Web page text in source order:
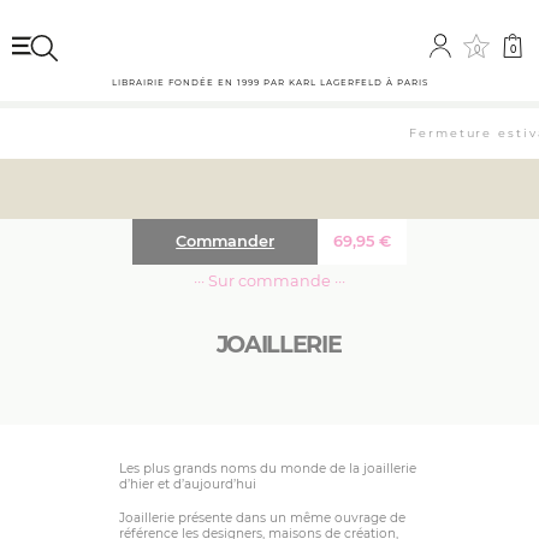
0 0
LIBRAIRIE FONDÉE EN 1999 PAR KARL LAGERFELD À PARIS
Fermeture
JOAILLERIE
69,95 €
Commander
··· Sur commande ···
Les plus grands noms du monde de la joaillerie
d’hier et d’aujourd’hui
Joaillerie présente dans un même ouvrage de
référence les designers, maisons de création,